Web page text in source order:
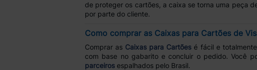
de proteger os cartões, a caixa se torna uma peça
por parte do cliente.
Como comprar as Caixas para Cartões de
Comprar as Caixas para Cartões é fácil e
com base no gabarito e concluir o pedido. Você
parceiros espalhados pelo Brasil.